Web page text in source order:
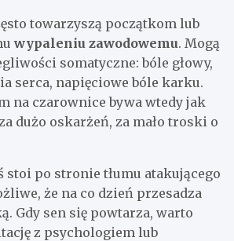
towarzyszą początkom lub
wypaleniu zawodowemu. Mogą
somatyczne: bóle głowy,
serca, napięciowe bóle karku.
na czarownice bywa wtedy jak
dużo oskarżeń, za mało troski o
stoi po stronie tłumu atakującego
że na co dzień przesadza
Gdy sen się powtarza, warto
z psychologiem lub